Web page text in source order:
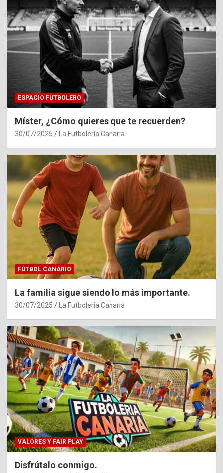
ESPACIO FUTBOLERO
Míster, ¿Cómo quieres que te recuerden?
30/07/2025 La Futbolería Canaria
FÚTBOL CANARIO
La familia sigue siendo lo más importante.
30/07/2025 La Futbolería Canaria
VALORES Y FAIR PLAY
Disfrútalo conmigo.